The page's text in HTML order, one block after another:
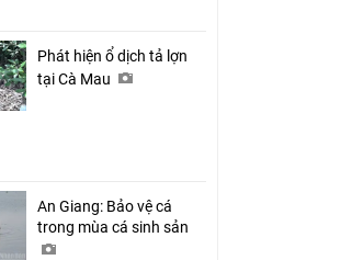
Phát hiện ổ dịch tả lợn
tại Cà Mau
An Giang: Bảo vệ cá
trong mùa cá sinh sản